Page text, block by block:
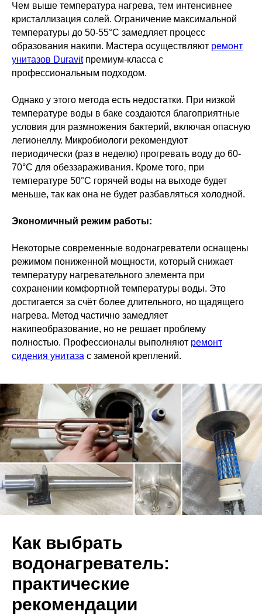
Чем выше температура нагрева, тем интенсивнее
кристаллизация солей. Ограничение максимальной
температуры до 50-55°C замедляет процесс
образования накипи. Мастера осуществляют ремонт
унитазов Duravitпремиум-класса с
профессиональным подходом.
Однако у этого метода есть недостатки. При низкой
температуре воды в баке создаются благоприятные
условия для размножения бактерий, включая опасную
легионеллу. Микробиологи рекомендуют
периодически (раз в неделю) прогревать воду до 60-
70°C для обеззараживания. Кроме того, при
температуре 50°C горячей воды на выходе будет
меньше, так как она не будет разбавляться холодной.
Экономичный режим работы:
Некоторые современные водонагреватели оснащены
режимом пониженной мощности, который снижает
температуру нагревательного элемента при
сохранении комфортной температуры воды. Это
достигается за счёт более длительного, но щадящего
нагрева. Метод частично замедляет
накипеобразование, но не решает проблему
полностью. Профессионалы выполняют ремонт
сидения унитаза с заменой креплений.
Как выбрать
водонагреватель:
практические
рекомендации